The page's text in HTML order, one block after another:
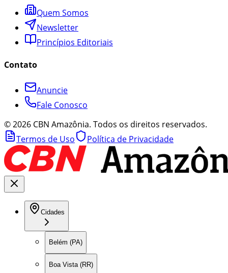
Quem Somos
Newsletter
Princípios Editoriais
Contato
Anuncie
Fale Conosco
©2026 CBN Amazônia. Todos os direitos reservados.
Termos de Uso
Política de Privacidade
Cidades
Belém (PA)
Boa Vista (RR)